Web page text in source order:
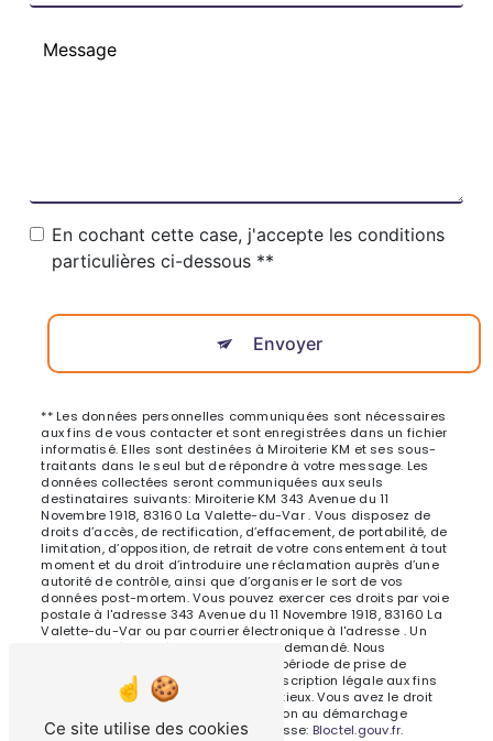
En cochant cette case, j'accepte les conditions
particulières ci-dessous **
Envoyer
** Les données personnelles communiquées sont nécessaires
aux fins de vous contacter et sont enregistrées dans un fichier
informatisé. Elles sont destinées à Miroiterie KM et ses sous-
traitants dans le seul but de répondre à votre message. Les
données collectées seront communiquées aux seuls
destinataires suivants: Miroiterie KM 343 Avenue du 11
Novembre 1918, 83160 La Valette-du-Var . Vous disposez de
droits d’accès, de rectification, d’effacement, de portabilité, de
limitation, d’opposition, de retrait de votre consentement à tout
moment et du droit d’introduire une réclamation auprès d’une
autorité de contrôle, ainsi que d’organiser le sort de vos
données post-mortem. Vous pouvez exercer ces droits par voie
postale à l'adresse 343 Avenue du 11 Novembre 1918, 83160 La
Valette-du-Var ou par courrier électronique à l'adresse . Un
justificatif d'identité pourra vous être demandé. Nous
conservons vos données pendant la période de prise de
contact puis pendant la durée de prescription légale aux fins
probatoires et de gestion des contentieux. Vous avez le droit
de vous inscrire sur la liste d'opposition au démarchage
téléphonique, disponible à cette adresse: Bloctel.gouv.fr.
Ce site utilise des cookies